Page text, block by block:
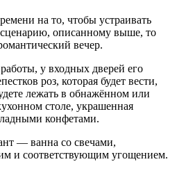
на то, чтобы устраивать
описанному выше, то
вечер.
у входных дверей его
роз, которая будет вести,
лежать в обнажённом или
столе, украшенная
конфетами.
— ванна со свечами,
и соответствующим угощением.